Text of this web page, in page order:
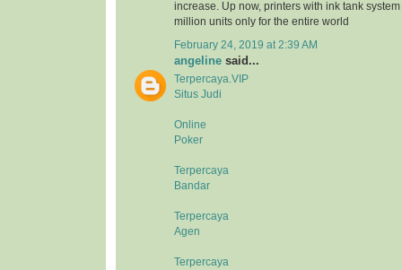
increase. Up now, printers with ink tank
million units only for the entire world
February 24, 2019 at 2:39 AM
angeline said...
Terpercaya.VIP
Situs Judi
Online
Poker
Terpercaya
Bandar
Terpercaya
Agen
Terpercaya